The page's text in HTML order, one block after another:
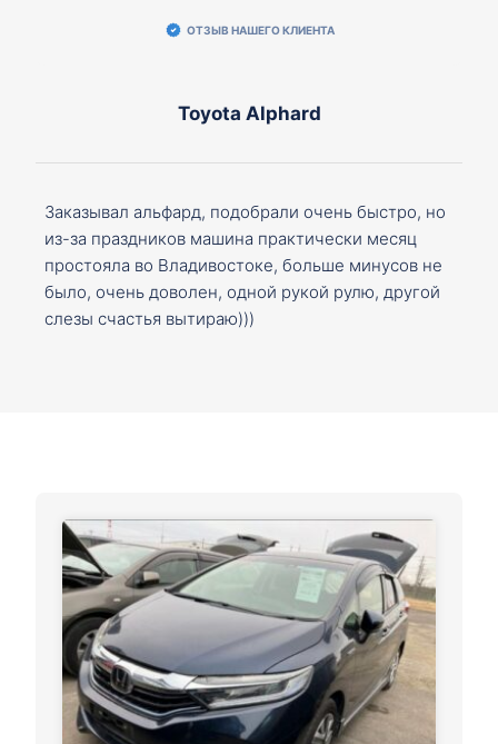
ОТЗЫВ НАШЕГО КЛИЕНТА
Toyota Alphard
Заказывал альфард, подобрали очень быстро, но
из-за праздников машина практически месяц
простояла во Владивостоке, больше минусов не
было, очень доволен, одной рукой рулю, другой
слезы счастья вытираю)))